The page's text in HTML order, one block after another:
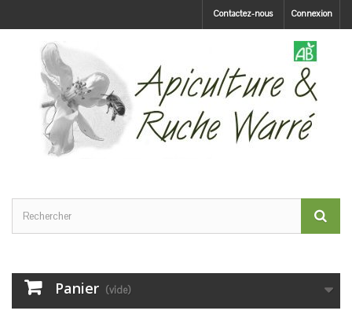
Connexion
Contactez-nous
Panier (vide)